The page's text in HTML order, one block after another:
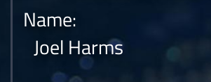
Name:
Joel Harms